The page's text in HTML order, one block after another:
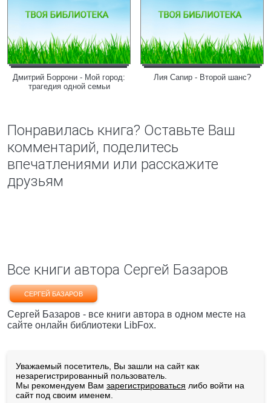
Дмитрий Боррони - Мой город:
трагедия одной семьи
Лия Сапир - Второй шанс?
Понравилась книга? Оставьте Ваш
комментарий, поделитесь
впечатлениями или расскажите
друзьям
Все книги автора Сергей Базаров
СЕРГЕЙ БАЗАРОВ
Сергей Базаров - все книги автора в одном месте на
сайте онлайн библиотеки LibFox.
Уважаемый посетитель, Вы зашли на сайт как
незарегистрированный пользователь.
Мы рекомендуем Вам зарегистрироваться либо войти на
сайт под своим именем.